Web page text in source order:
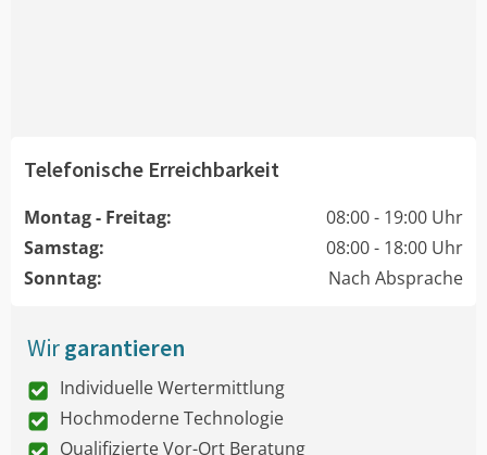
Telefonische Erreichbarkeit
Montag - Freitag:
08:00 - 19:00 Uhr
Samstag:
08:00 - 18:00 Uhr
Sonntag:
Nach Absprache
Wirgarantieren
Individuelle Wertermittlung
Hochmoderne Technologie
Qualifizierte Vor-Ort Beratung